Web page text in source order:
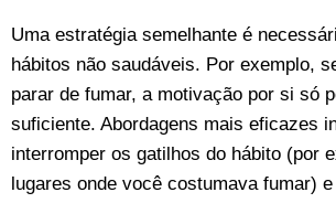
Uma estratégia semelhante é
hábitos não saudáveis. Por exemplo,
parar de fumar, a motivação por si só
suficiente. Abordagens mais eficazes
interromper os gatilhos do hábito (por
lugares onde você costumava fumar)